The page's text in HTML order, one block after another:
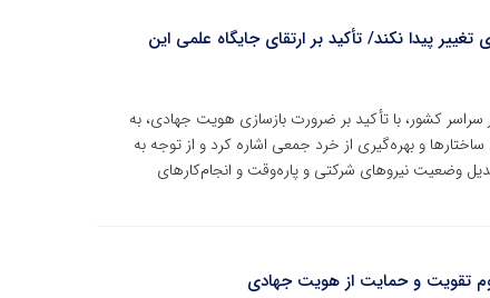
پیدا نکند/ تأکید بر ارتقای جایگاه علمی این
کشور، با تأکید بر ضرورت بازسازی هویت جهادی، به
و بهره‌گیری از خرد جمعی اشاره کرد و از توجه به
وضعیت نیروهای شرکتی و پاره‌وقت و انجام‌کارهای
تقویت و حمایت از هویت جهادی